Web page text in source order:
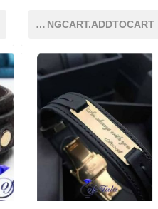
SHOPPINGCART.ADDTOCART